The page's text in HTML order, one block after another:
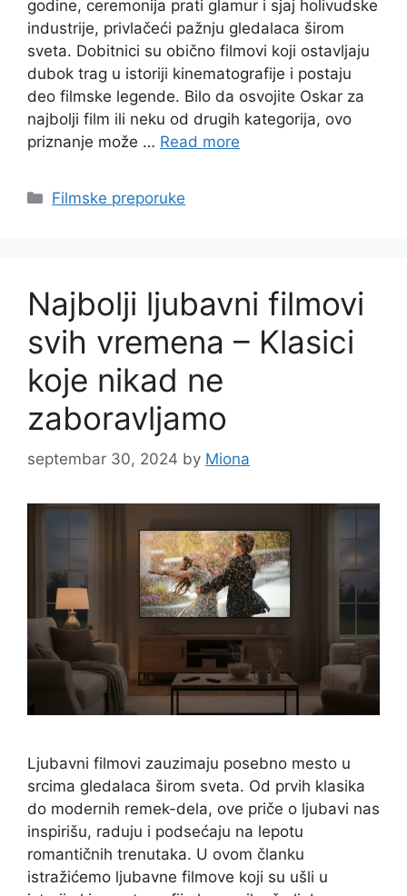
godine, ceremonija prati glamur i sjaj holivudske
industrije, privlačeći pažnju gledalaca širom
sveta. Dobitnici su obično filmovi koji ostavljaju
dubok trag u istoriji kinematografije i postaju
deo filmske legende. Bilo da osvojite Oskar za
najbolji film ili neku od drugih kategorija, ovo
priznanje može … Read more
Categories
Filmske preporuke
Najbolji ljubavni filmovi
svih vremena – Klasici
koje nikad ne
zaboravljamo
septembar 30, 2024 by Miona
Ljubavni filmovi zauzimaju posebno mesto u
srcima gledalaca širom sveta. Od prvih klasika
do modernih remek-dela, ove priče o ljubavi nas
inspirišu, raduju i podsećaju na lepotu
romantičnih trenutaka. U ovom članku
istražićemo ljubavne filmove koji su ušli u